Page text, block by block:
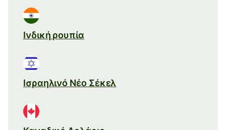
Ινδική ρουπία
Ισραηλινό Νέο Σέκελ